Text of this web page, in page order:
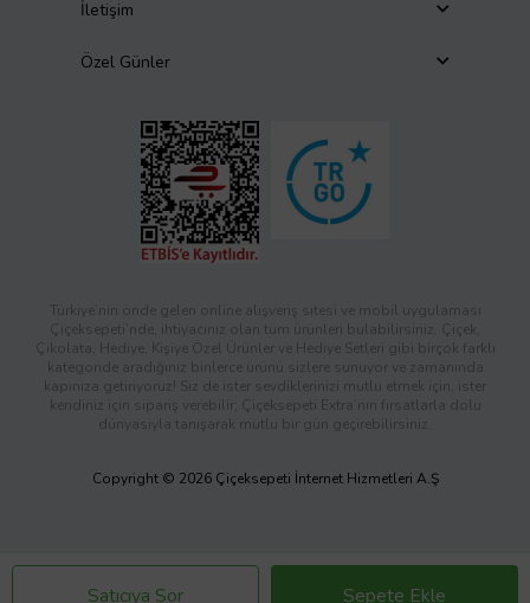
Satıcıya Sor Sepete Ekle
İletişim
Özel Günler
Türkiye’nin önde gelen online alışveriş sitesi ve mobil uygulaması
Çiçeksepeti’nde, ihtiyacınız olan tüm ürünleri bulabilirsiniz. Çiçek,
Çikolata, Hediye, Kişiye Özel Ürünler ve Hediye Setleri gibi birçok farklı
kategoride aradığınız binlerce ürünü sizlere sunuyor ve zamanında
kapınıza getiriyoruz! Siz de ister sevdiklerinizi mutlu etmek için, ister
kendiniz için sipariş verebilir; Çiçeksepeti Extra’nın fırsatlarla dolu
dünyasıyla tanışarak mutlu bir gün geçirebilirsiniz.
Copyright © 2026 Çiçeksepeti İnternet Hizmetleri A.Ş